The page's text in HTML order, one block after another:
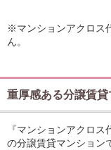
※マンションアクロス
ん。
重厚感ある分譲賃貸
『マンションアクロ
の分譲賃貸マンション